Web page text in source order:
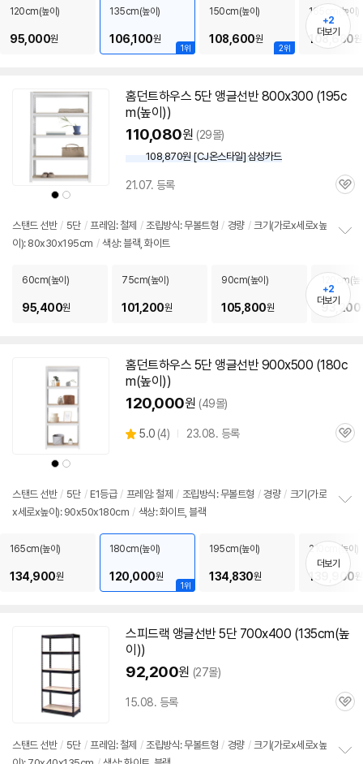
펼
치
기
120cm(높이)
95,000원
1위
135cm(높이)
106,100원
2위
150cm(높이)
108,600원
165cm(높이)
108,680원
+2
더보기
상
품
상
상
품
상
홈던트하우스 5단 앵글선반800x300 (195c
m(높이))
110,080원 (29몰)
108,870원 [CJ온스타일] 삼성카드
21.07. 등록
관
스탠드 선반 / 5단 / 프레임: 철제 / 조립방식: 무볼트형 / 경량 / 크기(가로x세로x높
이): 80x30x195cm / 색상: 블랙, 화이트
펼
치
기
60cm(높이)
95,400원
75cm(높이)
101,200원
90cm(높이)
105,800원
120cm(높
93,200
+2
더보기
상
품
상
상
품
상
홈던트하우스 5단 앵글선반900x500 (180c
m(높이))
120,000원 (49몰)
별
5.0 (상
뷰
4) 23.08. 등록
관
스탠드 선반 / 5단 / E1등급 / 프레임: 철제 / 조립방식: 무볼트형 / 경량 / 크기(가로
x세로x높이): 90x50x180cm / 색상: 화이트, 블랙
펼
치
기
165cm(높이)
134,900원
1위
180cm(높이)
120,000원
195cm(높이)
134,830원
210cm(높이)
139,900원
더보기
스피드랙 앵글선반5단700x400 (135cm(높
이))
92,200원 (27몰)
15.08. 등록
관
스탠드 선반 / 5단 / 프레임: 철제 / 조립방식: 무볼트형 / 경량 / 크기(가로x세로x높